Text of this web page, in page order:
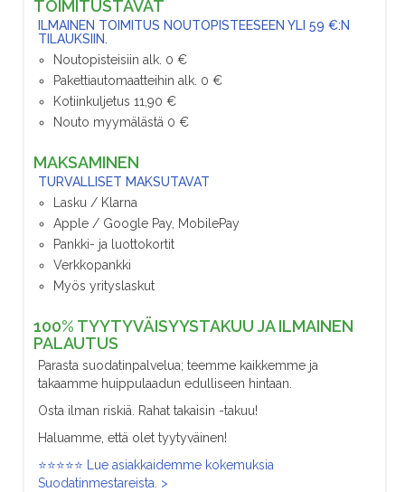
TOIMITUSTAVAT
ILMAINEN TOIMITUS NOUTOPISTEESEEN YLI 59 €:N
TILAUKSIIN.
Noutopisteisiin alk. 0 €
Pakettiautomaatteihin alk. 0 €
Kotiinkuljetus 11,90 €
Nouto myymälästä 0 €
MAKSAMINEN
TURVALLISET MAKSUTAVAT
Lasku / Klarna
Apple / Google Pay, MobilePay
Pankki- ja luottokortit
Verkkopankki
Myös yrityslaskut
100% TYYTYVÄISYYSTAKUU JA ILMAINEN
PALAUTUS
Parasta suodatinpalvelua; teemme kaikkemme ja
takaamme huippulaadun edulliseen hintaan.
Osta ilman riskiä. Rahat takaisin -takuu!
Haluamme, että olet tyytyväinen!
⭐⭐⭐⭐⭐ Lue asiakkaidemme kokemuksia
Suodatinmestareista. >